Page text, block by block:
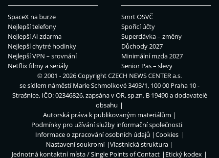
SpaceX na burze
Nejlepší telefony
Nejlepší AI zdarma
Nejlepší chytré hodinky
Nejlepší VPN – srovnání
Netflix filmy a seriály
Smrt OSVČ
Spořicí účty
Superdávka – změny
Důchody 2027
Minimální mzda 2027
Senior Pas – slevy
© 2001 - 2026 CopyrightCZECH NEWS CENTER a.s.
se sídlem náměstí Marie Schmolkové 3493/1, 100 00 Praha 10 -
Strašnice, IČO: 02346826, zapsána v OR, sp.zn. B 19490 a dodavatelé
obsahu
Autorská práva k publikovaným materiálům
Podmínky pro užívání služby informační společnosti
Informace o zpracování osobních údajů
Cookies
Nastavení soukromí
Vlastnická struktura
Jednotná kontaktní místa / Single Points of Contact
Etický kodex